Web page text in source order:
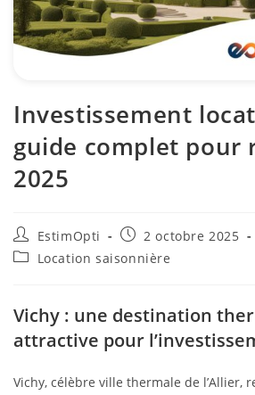
Investissement
guide complet pour
2025
EstimOpti
2 octobre 2025
Location saisonnière
Vichy : une destination
attractive pour
Vichy, célèbre ville thermale de l’Allier,